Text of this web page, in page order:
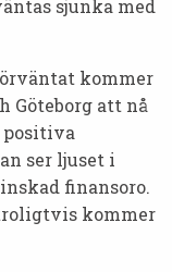
sjunka med
kommer
Göteborg att nå
ser ljuset i
finansoro.
kommer